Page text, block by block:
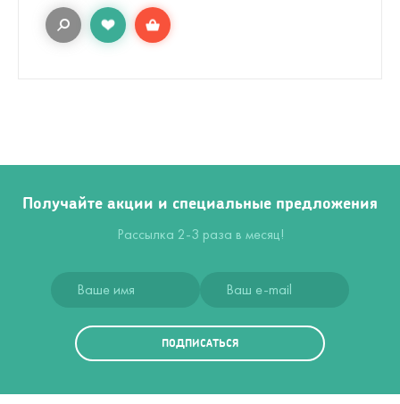
Получайте акции и специальные предложения
Рассылка 2-3 раза в месяц!
ПОДПИСАТЬСЯ